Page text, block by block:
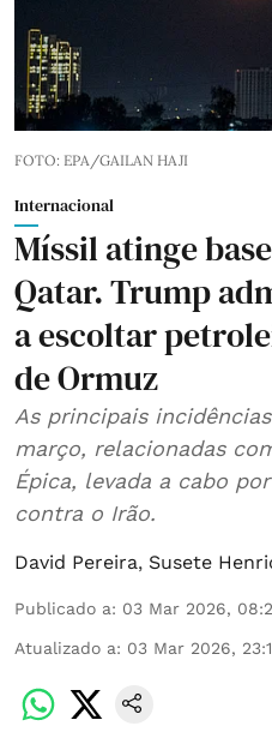
FOTO: EPA/GAILAN HAJI
Internacional
Míssil atinge
Qatar. Trump
a escoltar
de Ormuz
As principais
março, relacionadas
Épica, levada a cabo
contra o Irão.
David Pereira, Susete
Publicado a: 03 Mar 2026,
Atualizado a: 03 Mar 2026,